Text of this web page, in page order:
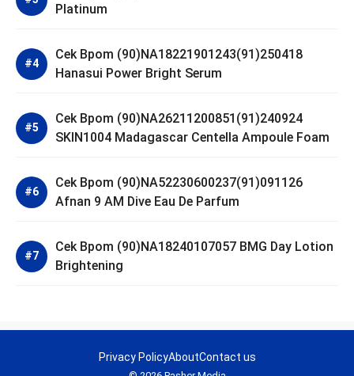
Platinum
Cek Bpom (90)NA18221901243(91)250418
Hanasui Power Bright Serum
Cek Bpom (90)NA26211200851(91)240924
SKIN1004 Madagascar Centella Ampoule Foam
Cek Bpom (90)NA52230600237(91)091126
Afnan 9 AM Dive Eau De Parfum
Cek Bpom (90)NA18240107057 BMG Day Lotion
Brightening
Privacy PolicyAboutContact us